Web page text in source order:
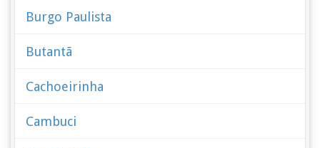
Burgo Paulista
Butantã
Cachoeirinha
Cambuci